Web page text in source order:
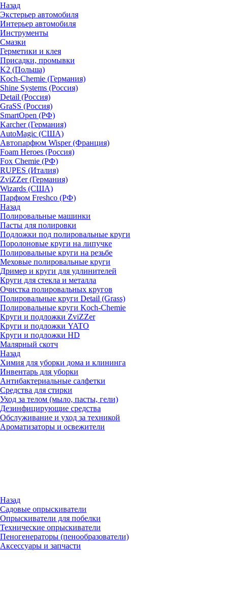
Назад
Экстерьер автомобиля
Интерьер автомобиля
Инструменты
Смазки
Герметики и клея
Присадки, промывки
K2 (Польша)
Koch-Chemie (Германия)
Shine Systems (Россия)
Detail (Россия)
GraSS (Россия)
SmartOpen (РФ)
Karcher (Германия)
AutoMagic (США)
Автопарфюм Wisper (Франция)
Foam Heroes (Россия)
Fox Chemie (РФ)
RUPES (Италия)
ZviZZer (Германия)
Wizards (США)
Парфюм Freshco (РФ)
Назад
Полировальные машинки
Пасты для полировки
Подложки под полировальные круги
Поролоновые круги на липучке
Полировальные круги на резьбе
Меховые полировальные круги
Дример и круги для удлинителей
Круги для стекла и металла
Очистка полировальных кругов
Полировальные круги Detail (Grass)
Полировальные круги Koch-Chemie
Круги и подложки ZviZZer
Круги и подложки YATO
Круги и подложки HD
Малярный скотч
Назад
Химия для уборки дома и клининга
Инвентарь для уборки
Антибактериальные салфетки
Средства для стирки
Уход за телом (мыло, пасты, гели)
Дезинфицирующие средства
Обслуживание и уход за техникой
Ароматизаторы и освежители
Назад
Садовые опрыскиватели
Опрыскиватели для побелки
Технические опрыскиватели
Пеногенераторы (пенообразователи)
Аксессуары и запчасти